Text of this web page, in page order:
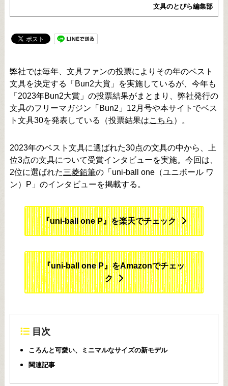
文具のとびら編集部
弊社では毎年、文具ファンの投票によりその年のベスト
文具を決定する「Bun2大賞」を実施しているが、今年も
「2023年Bun2大賞」の投票結果がまとまり、弊社発行の
文具のフリーマガジン「Bun2」12月号や本サイトでベス
ト文具30を発表している（投票結果はこちら ）。
2023年のベスト文具に選ばれた30点の文具の中から、上
位3点の文具について受賞インタビューを実施。今回は、
2位に選ばれた三菱鉛筆の「uni-ball one（ユニボール ワ
ン）P」のインタビューを掲載する。
『uni-ball one P』を楽天でチェック
『uni-ball one P』をAmazonでチェッ
ク
目次
ころんと可愛い、ミニマルなサイズの新モデル
関連記事